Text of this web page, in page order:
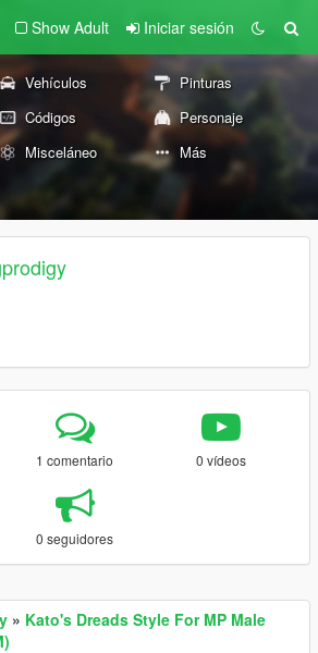
Show Adult Iniciar sesión
Vehículos
Pinturas
Códigos
Personaje
Misceláneo Más
1 comentario 0 vídeos
0 seguidores
» Kato's Dreads Style For MP Male